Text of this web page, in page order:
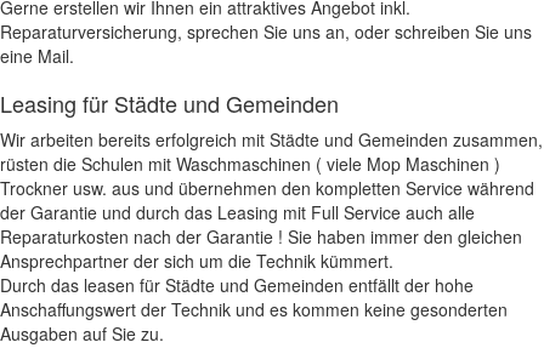
Gerne erstellen wir Ihnen ein attraktives Angebot inkl.
Reparaturversicherung, sprechen Sie uns an, oder schreiben Sie uns
eine Mail.
Leasing für Städte und Gemeinden
Wir arbeiten bereits erfolgreich mit Städte und Gemeinden zusammen,
rüsten die Schulen mit Waschmaschinen ( viele Mop Maschinen )
Trockner usw. aus und übernehmen den kompletten Service während
der Garantie und durch das Leasing mit Full Service auch alle
Reparaturkosten nach der Garantie ! Sie haben immer den gleichen
Ansprechpartner der sich um die Technik kümmert.
Durch das leasen für Städte und Gemeinden entfällt der hohe
Anschaffungswert der Technik und es kommen keine gesonderten
Ausgaben auf Sie zu.